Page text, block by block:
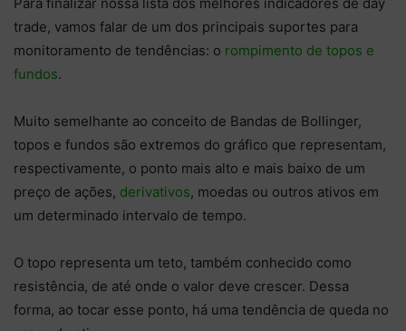
Para finalizar nossa lista dos melhores indicadores de day
trade, vamos falar de um dos principais suportes para
monitoramento de tendências: o rompimento de topos e
fundos.
Muito semelhante ao conceito de Bandas de Bollinger,
topos e fundos são extremos do gráfico que representam,
respectivamente, o ponto mais alto e mais baixo de um
preço de ações, derivativos, moedas ou outros ativos em
um determinado intervalo de tempo.
O topo representa um teto, também conhecido como
resistência, de até onde o valor deve crescer. Dessa
forma, ao tocar esse ponto, há uma tendência de queda no